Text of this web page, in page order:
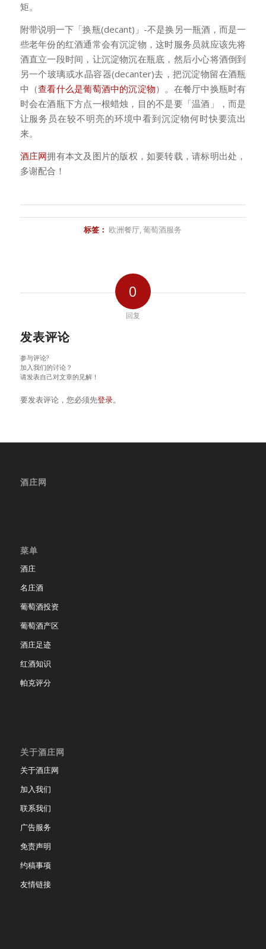
矩。
附带说明一下「换瓶(decant)」-不是换另一瓶酒，而是一
些老年份的红酒通常会有沉淀物，这时服务员就应该先将
酒直立一段时间，让沉淀物沉在瓶底，然后小心将酒倒到
另一个玻璃或水晶容器(decanter)去，把沉淀物留在酒瓶
中（查看什么是葡萄酒中的沉淀物）。在餐厅中换瓶时有
时会在酒瓶下方点一根蜡烛，目的不是要「温酒」，而是
让服务员在较不明亮的环境中看到沉淀物何时快要流出
来。
酒庄网拥有本文及图片的版权，如要转载，请标明出处，
多谢配合！
标签： 欧洲餐厅,葡萄酒服务
0
回复
发表评论
参与评论?
加入我们的讨论？
请发表自己对文章的见解！
要发表评论，您必须先登录。
酒庄网
菜单
酒庄
名庄酒
葡萄酒投资
葡萄酒产区
酒庄足迹
红酒知识
帕克评分
关于酒庄网
关于酒庄网
加入我们
联系我们
广告服务
免责声明
约稿事项
友情链接